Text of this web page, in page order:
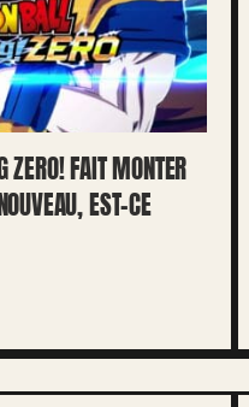
ZERO! FAIT MONTER
EST-CE